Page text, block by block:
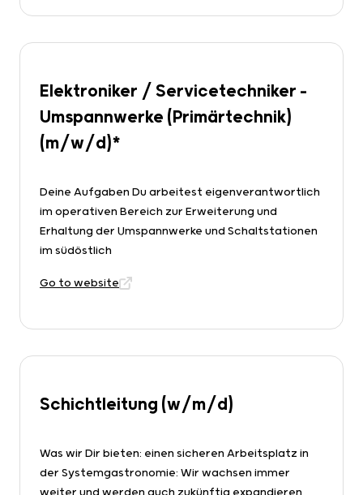
Elektroniker / Servicetechniker -
Umspannwerke (Primärtechnik)
(m/w/d)*
Deine Aufgaben Du arbeitest eigenverantwortlich
im operativen Bereich zur Erweiterung und
Erhaltung der Umspannwerke und Schaltstationen
im südöstlich
Go to website
Schichtleitung (w/m/d)
Was wir Dir bieten: einen sicheren Arbeitsplatz in
der Systemgastronomie: Wir wachsen immer